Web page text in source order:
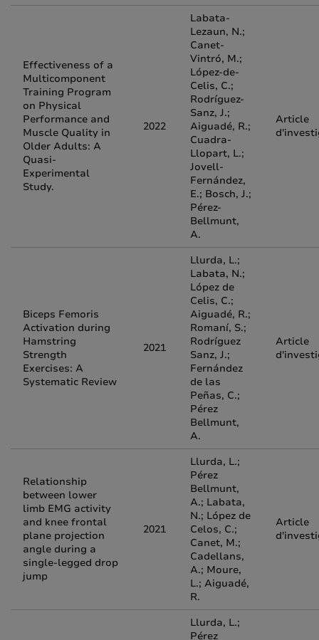
Effectiveness of a
Multicomponent
Training Program
on Physical
Performance and
Muscle Quality in
Older Adults: A
Quasi-
Experimental
Study.
2022
Labata-
Lezaun, N.;
Canet-
Vintró, M.;
López-de-
Celis, C.;
Rodríguez-
Sanz, J.;
Aiguadé, R.;
Cuadra-
Llopart, L.;
Jovell-
Fernández,
E.; Bosch, J.;
Pérez-
Bellmunt,
A.
Article
Biceps Femoris
Activation during
Hamstring
Strength
Exercises: A
Systematic Review
2021
Llurda, L.;
Labata, N.;
López de
Celis, C.;
Aiguadé, R.;
Romaní, S.;
Rodríguez
Sanz, J.;
Fernández
de las
Peñas, C.;
Pérez
Bellmunt,
A.
Article
Relationship
between lower
limb EMG activity
and knee frontal
plane projection
angle during a
single-legged drop
jump
2021
Llurda, L.;
Pérez
Bellmunt,
A.; Labata,
N.; López de
Celos, C.;
Canet, M.;
Cadellans,
A.; Moure,
L.; Aiguadé,
R.
Article
Llurda, L.;
Pérez